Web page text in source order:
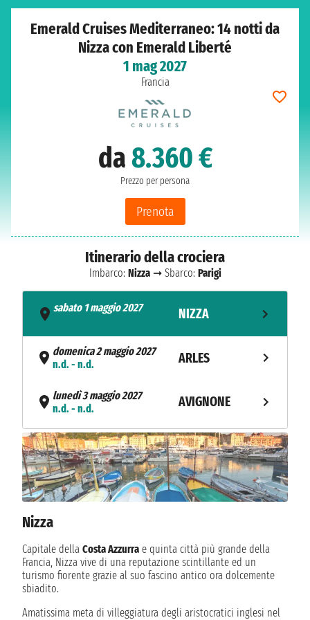
Emerald Cruises Mediterraneo: 14 notti da
Nizza con Emerald Liberté
1 mag 2027
Francia
da8.360 €
Prezzo per persona
Prenota
Itinerario della crociera
Imbarco: Nizza➞ Sbarco: Parigi
sabato 1 maggio 2027
NIZZA
domenica 2 maggio 2027
n.d. - n.d.
ARLES
lunedì 3 maggio 2027
n.d. - n.d.
AVIGNONE
martedì 4 maggio 2027
n.d. - n.d.
VIVIERS
mercoledì 5 maggio 2027
n.d. - n.d.
TOURNON
giovedì 6 maggio 2027
venerdì 7 maggio 2027
n.d. - n.d.
LIONE
sabato 8 maggio 2027
Nizza
Capitale della Costa Azzurra e quinta città più grande della
Francia, Nizza vive di una reputazione scintillante ed un
turismo fiorente grazie al suo fascino antico ora dolcemente
sbiadito.
Amatissima meta di villeggiatura degli aristocratici inglesi nel